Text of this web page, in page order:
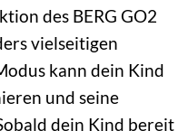
des BERG GO2
vielseitigen
kann dein Kind
und seine
dein Kind bereit